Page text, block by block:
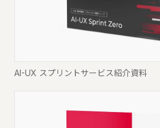
AI-UX スプリントサービス紹介資料